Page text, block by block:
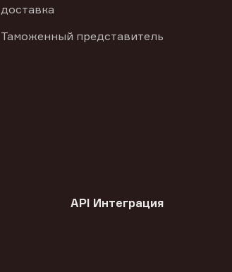
доставка
Таможенный представитель
API Интеграция